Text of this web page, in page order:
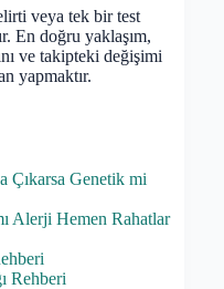
veya tek bir test
En doğru yaklaşım,
ve takipteki değişimi
yapmaktır.
Çıkarsa Genetik mi
Alerji Hemen Rahatlar
Rehberi